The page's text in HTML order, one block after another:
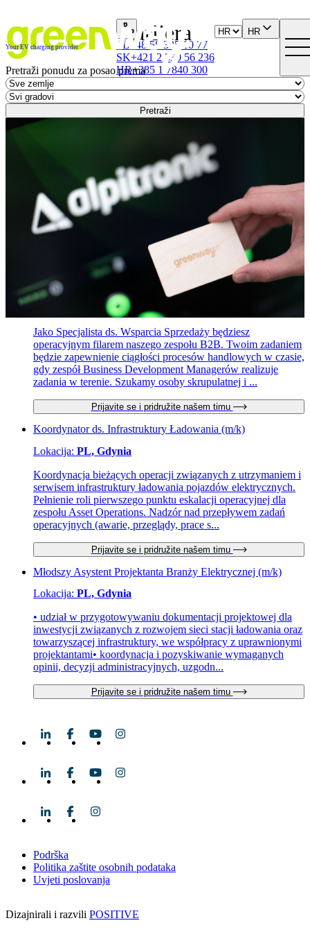
Your EV charging provider PL +48 58 325 10 77
SK+421 2 330 56 236
HR+385 1 7840 300
HR
Karijera
Pretraži ponudu za posao prema
Pretraži
Młodszy Specjalista ds. Obsługi Klienta (m/k)
PL, Gdynia
Bieżąca obsługa zgłoszeń przekazywanych przez
konsultantów z Call Center (back office – II linia wsparcia).
Analiza i rozpatrywanie zgłoszeń reklamacyjnych od
klientów. Przygotowanie raportów do wysyłki kart RFID dla
klientów usług ładowania samochodów elektryczn...
Prijavite se i pridružite našem timu
Specjalista ds. Wsparcia Sprzedaży B2B (m/k)
PL, Gdynia
Jako Specjalista ds. Wsparcia Sprzedaży będziesz
operacyjnym filarem naszego zespołu B2B. Twoim zadaniem
będzie zapewnienie ciągłości procesów handlowych w czasie,
gdy zespół Business Development Managerów realizuje
zadania w terenie. Szukamy osoby skrupulatnej i ...
Prijavite se i pridružite našem timu
Koordynator ds. Infrastruktury Ładowania (m/k)
Lokacija: PL, Gdynia
Koordynacja bieżących operacji związanych z utrzymaniem i
serwisem infrastruktury ładowania pojazdów elektrycznych.
Pełnienie roli pierwszego punktu eskalacji operacyjnej dla
zespołu Asset Operations. Nadzór nad przepływem zadań
operacyjnych (awarie, przeglądy, prace s...
Prijavite se i pridružite našem timu
Młodszy Asystent Projektanta Branży Elektrycznej (m/k)
Lokacija: PL, Gdynia
• udział w przygotowywaniu dokumentacji projektowej dla
inwestycji związanych z rozwojem sieci stacji ładowania oraz
towarzyszącej infrastruktury, we współpracy z uprawnionymi
projektantami• koordynacja i pozyskiwanie wymaganych
opinii, decyzji administracyjnych, uzgodn...
Prijavite se i pridružite našem timu
Podrška
Politika zaštite osobnih podataka
Uvjeti poslovanja
Dizajnirali i razvili POSITIVE